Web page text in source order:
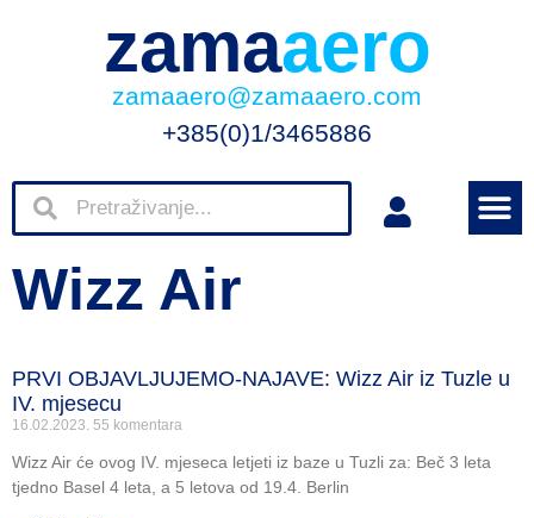
zamaaero
zamaaero@zamaaero.com
+385(0)1/3465886
Wizz Air
PRVI OBJAVLJUJEMO-NAJAVE: Wizz Air iz Tuzle u
IV. mjesecu
16.02.2023. 55 komentara
Wizz Air će ovog IV. mjeseca letjeti iz baze u Tuzli za: Beč 3 leta
tjedno Basel 4 leta, a 5 letova od 19.4. Berlin